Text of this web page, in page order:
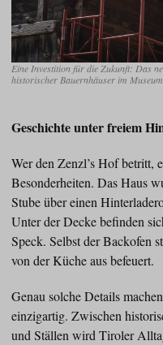
Eine Investition für die Zukunft: Das
historischer Bauernhäuser im
Geschichte unter freiem
Wer den Zenzl’s Hof betritt,
Besonderheiten. Das Haus
Stube über einen
Unter der Decke befinden
Speck. Selbst der Backofen
von der Küche aus befeuert.
Genau solche Details
einzigartig. Zwischen
und Ställen wird Tiroler